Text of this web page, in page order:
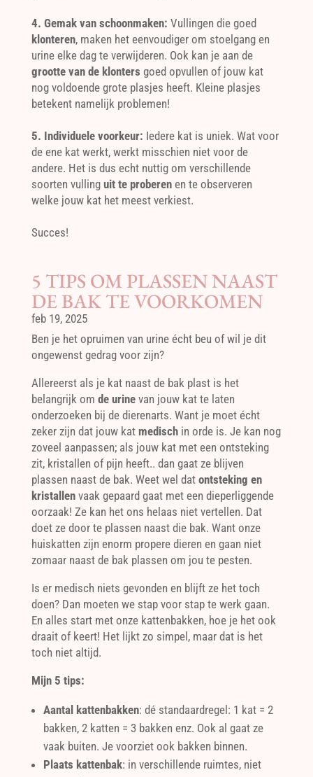
4. Gemak van schoonmaken: Vullingen die goed
klonteren, maken het eenvoudiger om stoelgang en
urine elke dag te verwijderen. Ook kan je aan de
grootte van de klonters goed opvullen of jouw kat
nog voldoende grote plasjes heeft. Kleine plasjes
betekent namelijk problemen!
5. Individuele voorkeur: Iedere kat is uniek. Wat voor
de ene kat werkt, werkt misschien niet voor de
andere. Het is dus echt nuttig om verschillende
soorten vulling uit te proberenen te observeren
welke jouw kat het meest verkiest.
Succes!
5 TIPS OM PLASSEN NAAST
DE BAK TE VOORKOMEN
feb 19, 2025
Ben je het opruimen van urine écht beu of wil je dit
ongewenst gedrag voor zijn?
Allereerst als je kat naast de bak plast is het
belangrijk om de urinevan jouw kat te laten
onderzoeken bij de dierenarts. Want je moet écht
zeker zijn dat jouw kat medischin orde is. Je kan nog
zoveel aanpassen; als jouw kat met een ontsteking
zit, kristallen of pijn heeft.. dan gaat ze blijven
plassen naast de bak. Weet wel dat ontsteking en
kristallenvaak gepaard gaat met een dieperliggende
oorzaak! Ze kan het ons helaas niet vertellen. Dat
doet ze door te plassen naast die bak. Want onze
huiskatten zijn enorm propere dieren en gaan niet
zomaar naast de bak plassen om jou te pesten.
Is er medisch niets gevonden en blijft ze het toch
doen? Dan moeten we stap voor stap te werk gaan.
En alles start met onze kattenbakken, hoe je het ook
draait of keert! Het lijkt zo simpel, maar dat is het
toch niet altijd.
Mijn 5 tips:
Aantal kattenbakken: dé standaardregel: 1 kat = 2
bakken, 2 katten = 3 bakken enz. Ook al gaat ze
vaak buiten. Je voorziet ook bakken binnen.
Plaats kattenbak: in verschillende ruimtes, niet